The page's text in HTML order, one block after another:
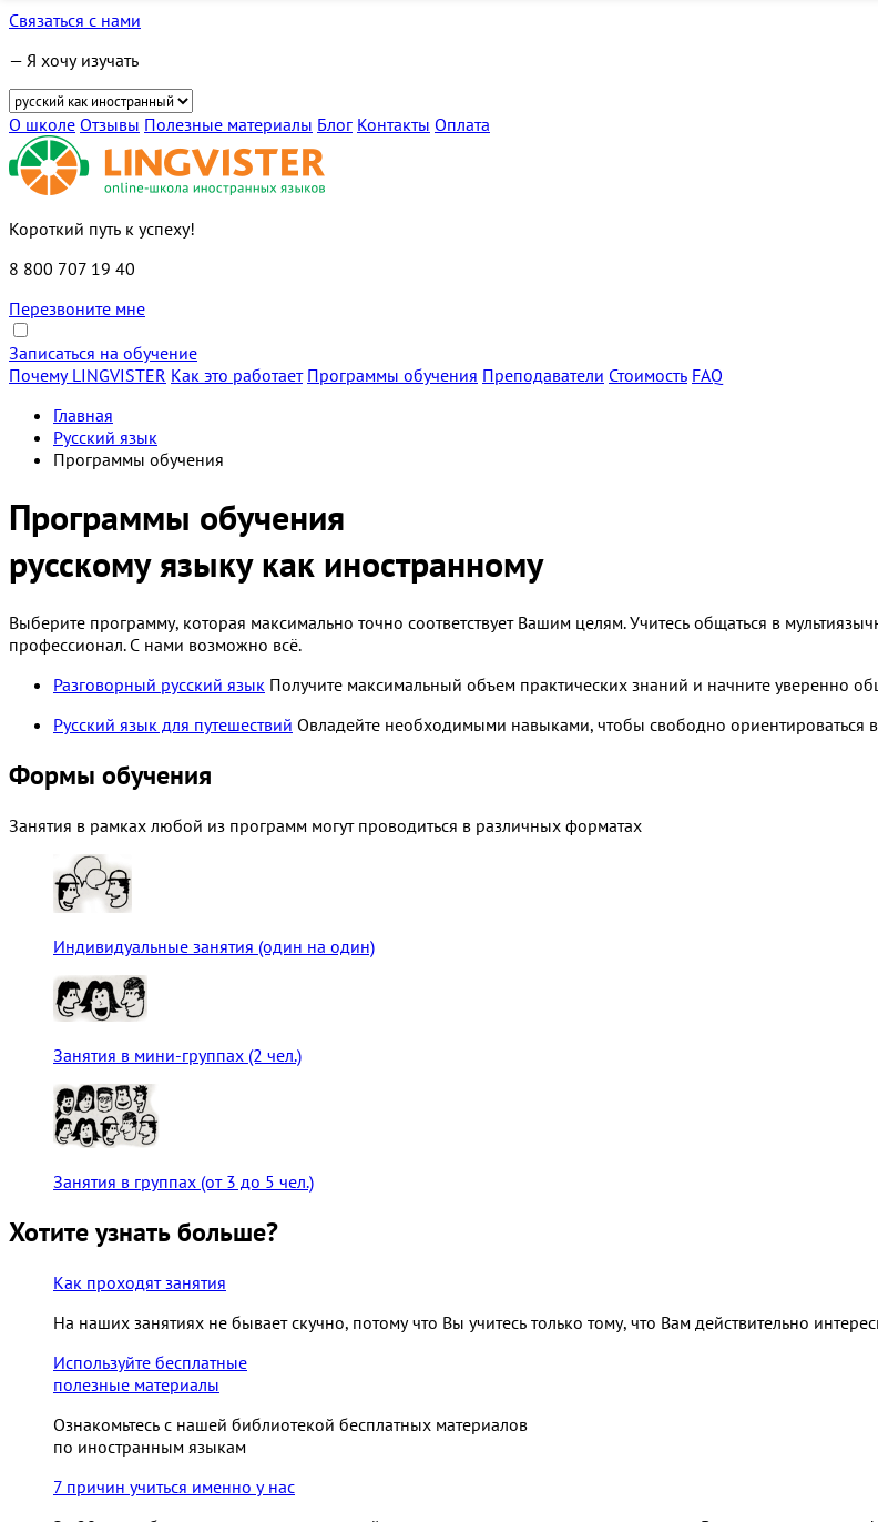
Связаться с нами
— Я хочу изучать
О школе Отзывы Полезные материалы Блог Контакты Оплата
Короткий путь к успеху!
8 800 707 19 40
Перезвоните мне
Записаться на обучение
Почему LINGVISTER Как это работает Программы обучения Преподаватели Стоимость FAQ
Главная
Русский язык
Программы обучения
Программы обучения
русскому языку как иностранному
Выберите программу, которая максимально точно соответствует Вашим целям. Учитесь общаться в
профессионал. С нами возможно всё.
Разговорный русский язык Получите максимальный объем практических знаний и начните уверенно
Русский язык для путешествий Овладейте необходимыми навыками, чтобы свободно ориентироваться
Формы обучения
Занятия в рамках любой из программ могут проводиться в различных форматах
Индивидуальные занятия (один на один)
Занятия в мини-группах (2 чел.)
Занятия в группах (от 3 до 5 чел.)
Хотите узнать больше?
Как проходят занятия
На наших занятиях не бывает скучно, потому что Вы учитесь только тому, что Вам действительно
Используйте бесплатные
полезные материалы
Ознакомьтесь с нашей библиотекой бесплатных материалов
по иностранным языкам
7 причин учиться именно у нас